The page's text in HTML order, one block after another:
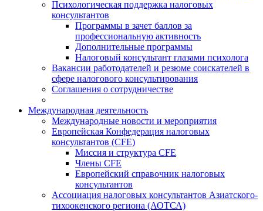
Психологическая поддержка налоговых
консультантов
Программы в зачет баллов за
профессиональную активность
Дополнительные программы
Налоговый консультант глазами психолога
Вакансии работодателей и резюме соискателей в
сфере налогового консультирования
Соглашения о сотрудничестве
Международная деятельность
Международные новости и мероприятия
Европейская Конфедерация налоговых
консультантов (CFE)
Миссия и структура CFE
Члены CFE
Европейский справочник налоговых
консультантов
Ассоциация налоговых консультантов Азиатского-
тихоокенского региона (АОТСА)